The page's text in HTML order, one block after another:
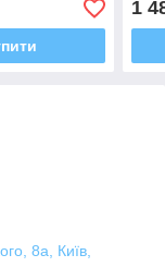
1
8а, Київ,